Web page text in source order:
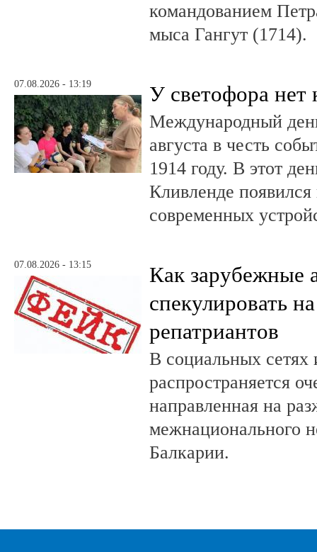
командованием
мыса Гангут (1714).
07.08.2026 - 13:19 У светофора нет
Международный
августа в честь
1914 году. В этот
Кливленде
современных
07.08.2026 - 13:15
Как зарубежные
спекулировать
репатриантов
В социальных сетях
распространяется
направленная на
межнационального
Балкарии.